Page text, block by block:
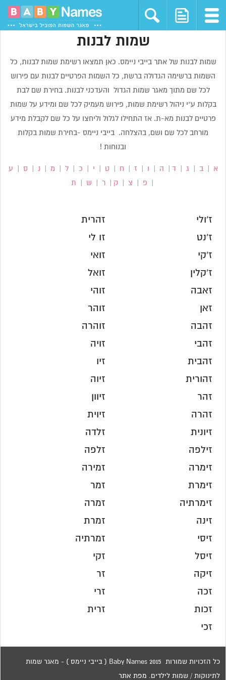
שמות לבנות
שמות לבנות של אתר בייבי ניימס. כאן תמצאו רשימת שמות לבנות, כל
השמות ברשימה הגדולה ברשת, כל השמות הפרטיים לבנות עם פירוש
לכל שם מתוך מאגר שמות הגדול והעדכני לבנות. בחירת שם לבת
בקלות ע”י ניהול רשימת שמות, פירוש מעמיק לכל שם ומידע על שמות
פרטיים לבנות מא-ת. אז התחילו לגלול וליחצו על כל שם לקבלת מידע
מורחב לכל שם ושם, בהצלחה. בייבי ניימס -בחירת שמות בקלות
ובנוחות !
א |ב ג |ד ה ו |ז ח |ט י כ |ל מ |נ ס ע
פ צ |ק |ר ש ת
ז'ולי
ז'נט
ז'קי
ז'קלין
זאבה
זאן
זהבה
זהבי
זהבית
זהורית
זהר
זהרה
זהרית
זו לי
זואי
זואל
זוהי
זוהר
זוהרה
זויה
זיו
זיוה
זיוון
זיוית
זיונית
זילפה
זימרה
זימרת
זימרתיה
זינה
זיסי
זיסל
זיקה
זכה
זכות
זכי
זלדה
זלפה
זמירה
זמר
זמרה
זמרת
זמרתיה
זקי
זר
זרי
זרית
כל הזכויות שמורות 2015 Baby Names ( בייבי ניימס ) - מאגר שמות
לתינוקות / שמות לילדים. מפת אתר